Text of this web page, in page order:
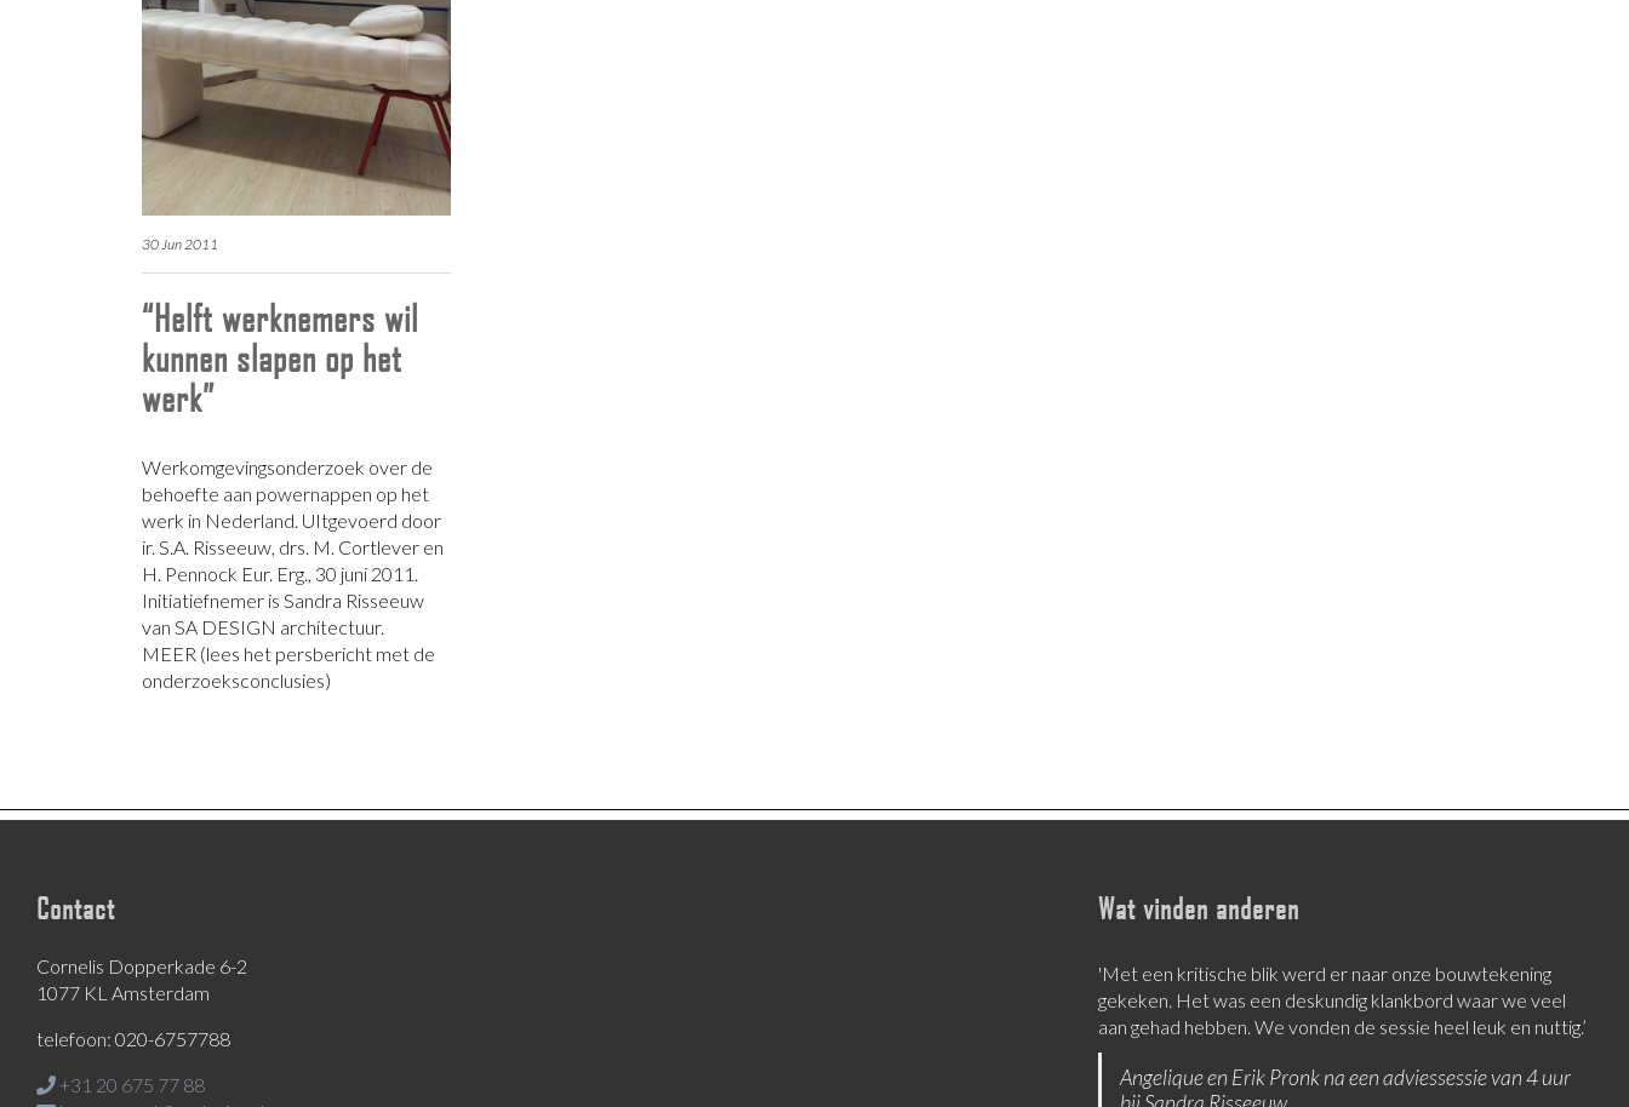
30 Jun 2011
“Helft werknemers wil
kunnen slapen op het
werk”
Werkomgevingsonderzoek over de
behoefte aan powernappen op het
werk in Nederland. UItgevoerd door
ir. S.A. Risseeuw, drs. M. Cortlever en
H. Pennock Eur. Erg., 30 juni 2011.
Initiatiefnemer is Sandra Risseeuw
van SA DESIGN architectuur.
MEER (lees het persbericht met de
onderzoeksconclusies)
Contact
Cornelis Dopperkade 6-2
1077 KL Amsterdam
telefoon: 020-6757788
+31 20 675 77 88
Wat vinden anderen
'Met een kritische blik werd er naar onze bouwtekening
gekeken. Het was een deskundig klankbord waar we veel
aan gehad hebben. We vonden de sessie heel leuk en nuttig.’
Angelique en Erik Pronk na een adviessessie van 4 uur
‘Sandra is een goede luisteraar, die nieuwe invalshoeken
aanbiedt’